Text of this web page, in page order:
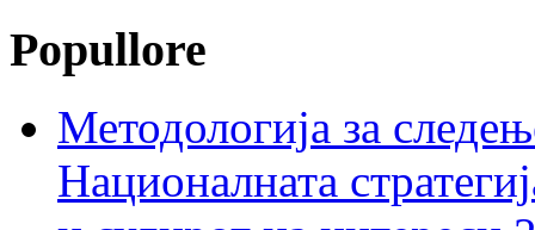
Popullore
Методологија за
Националната